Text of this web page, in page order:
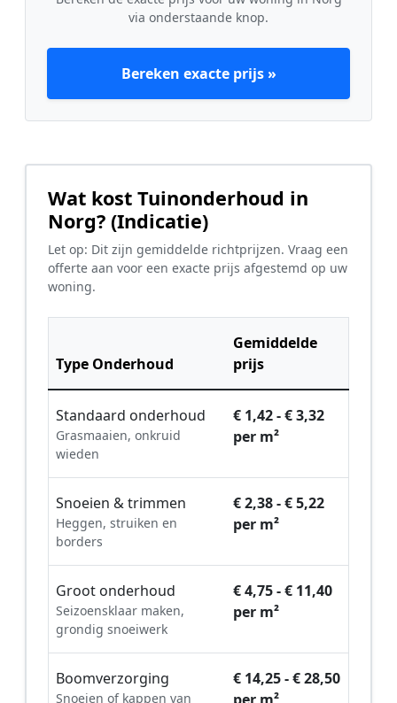
via onderstaande knop.
Bereken exacte prijs »
Wat kost Tuinonderhoud in
Norg? (Indicatie)
Let op: Dit zijn gemiddelde richtprijzen. Vraag een
offerte aan voor een exacte prijs afgestemd op uw
woning.
Type Onderhoud
Gemiddelde
prijs
Standaard onderhoud
Grasmaaien, onkruid
wieden
€ 1,42 - € 3,32
per m²
Snoeien & trimmen
Heggen, struiken en
borders
€ 2,38 - € 5,22
per m²
Groot onderhoud
Seizoensklaar maken,
grondig snoeiwerk
€ 4,75 - € 11,40
per m²
Boomverzorging
Snoeien of kappen van
€ 14,25 - € 28,50